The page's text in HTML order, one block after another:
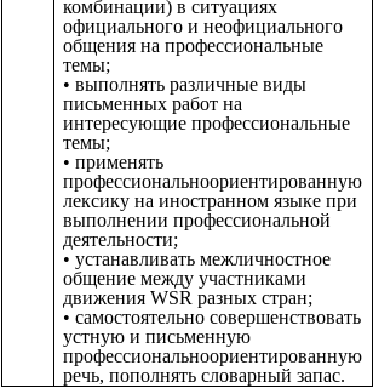
комбинации) в ситуациях
официального и неофициального
общения на профессиональные
темы;
• выполнять различные виды
письменных работ на
интересующие профессиональные
темы;
• применять
профессиональноориентированную
лексику на иностранном языке при
выполнении профессиональной
деятельности;
• устанавливать межличностное
общение между участниками
движения WSR разных стран;
• самостоятельно совершенствовать
устную и письменную
профессиональноориентированную
речь, пополнять словарный запас.